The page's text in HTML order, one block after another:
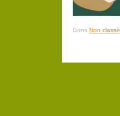
Dans Non classé